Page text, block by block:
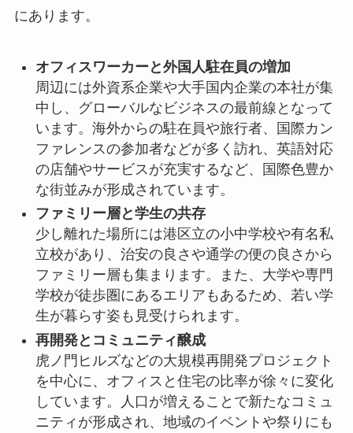
にあります。
オフィスワーカーと外国人駐在員の増加
周辺には外資系企業や大手国内企業の本社が集
中し、グローバルなビジネスの最前線となって
います。海外からの駐在員や旅行者、国際カン
ファレンスの参加者などが多く訪れ、英語対応
の店舗やサービスが充実するなど、国際色豊か
な街並みが形成されています。
ファミリー層と学生の共存
少し離れた場所には港区立の小中学校や有名私
立校があり、治安の良さや通学の便の良さから
ファミリー層も集まります。また、大学や専門
学校が徒歩圏にあるエリアもあるため、若い学
生が暮らす姿も見受けられます。
再開発とコミュニティ醸成
虎ノ門ヒルズなどの大規模再開発プロジェクト
を中心に、オフィスと住宅の比率が徐々に変化
しています。人口が増えることで新たなコミュ
ニティが形成され、地域のイベントや祭りにも